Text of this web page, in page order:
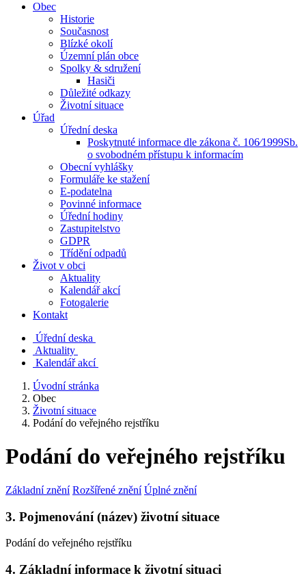
Obec
Historie
Současnost
Blízké okolí
Územní plán obce
Spolky & sdružení
Hasiči
Důležité odkazy
Životní situace
Úřad
Úřední deska
Poskytnuté informace dle zákona č. 106⁄1999Sb.
o svobodném přístupu k informacím
Obecní vyhlášky
Formuláře ke stažení
E-podatelna
Povinné informace
Úřední hodiny
Zastupitelstvo
GDPR
Třídění odpadů
Život v obci
Aktuality
Kalendář akcí
Fotogalerie
Kontakt
Úřední deska
Aktuality
Kalendář akcí
Úvodní stránka
Obec
Životní situace
Podání do veřejného rejstříku
Podání do veřejného rejstříku
Základní znění Rozšířené znění Úplné znění
3. Pojmenování (název) životní situace
Podání do veřejného rejstříku
4. Základní informace k životní situaci